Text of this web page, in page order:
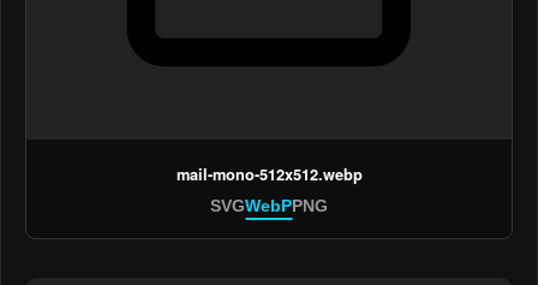
mail-mono-512x512.webp
SVGWebPPNG